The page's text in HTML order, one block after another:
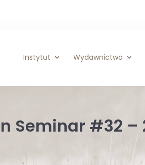
Instytut Wydawnictwa
Seminar #32 –